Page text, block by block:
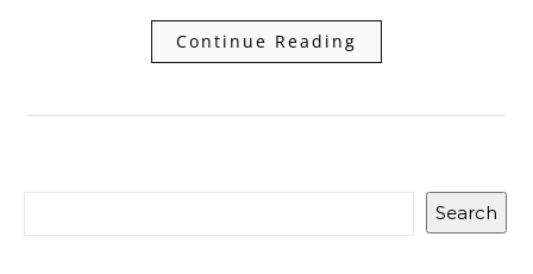
Continue Reading
Search